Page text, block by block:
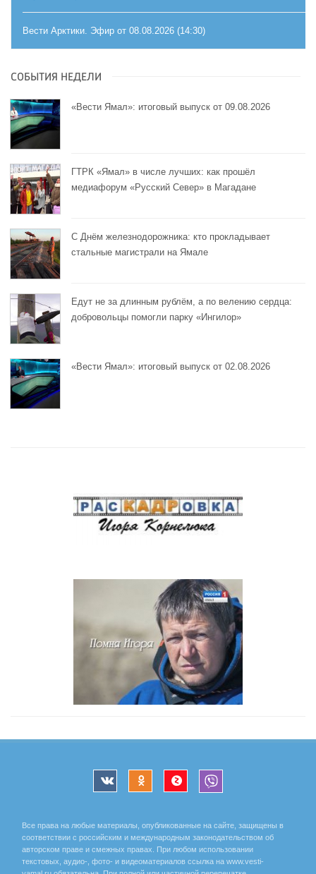
Вести Арктики. Эфир от 08.08.2026 (14:30)
СОБЫТИЯ НЕДЕЛИ
«Вести Ямал»: итоговый выпуск от 09.08.2026
ГТРК «Ямал» в числе лучших: как прошёл
медиафорум «Русский Север» в Магадане
С Днём железнодорожника: кто прокладывает
стальные магистрали на Ямале
Едут не за длинным рублём, а по велению сердца:
добровольцы помогли парку «Ингилор»
«Вести Ямал»: итоговый выпуск от 02.08.2026
Все права на любые материалы, опубликованные на сайте, защищены в
соответствии с российским и международным законодательством об
авторском праве и смежных правах. При любом использовании
текстовых, аудио-, фото- и видеоматериалов ссылка на www.vesti-